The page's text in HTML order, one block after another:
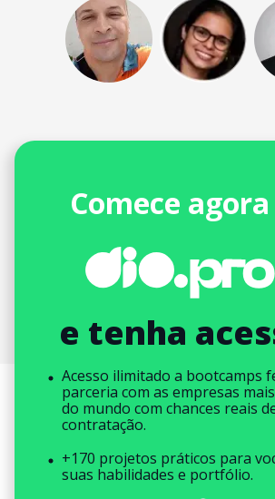
Comece
e tenha
Acesso ilimitado a bootcamps
parceria com as empresas
do mundo com chances reais
contratação.
+170 projetos práticos para
suas habilidades e portfólio.